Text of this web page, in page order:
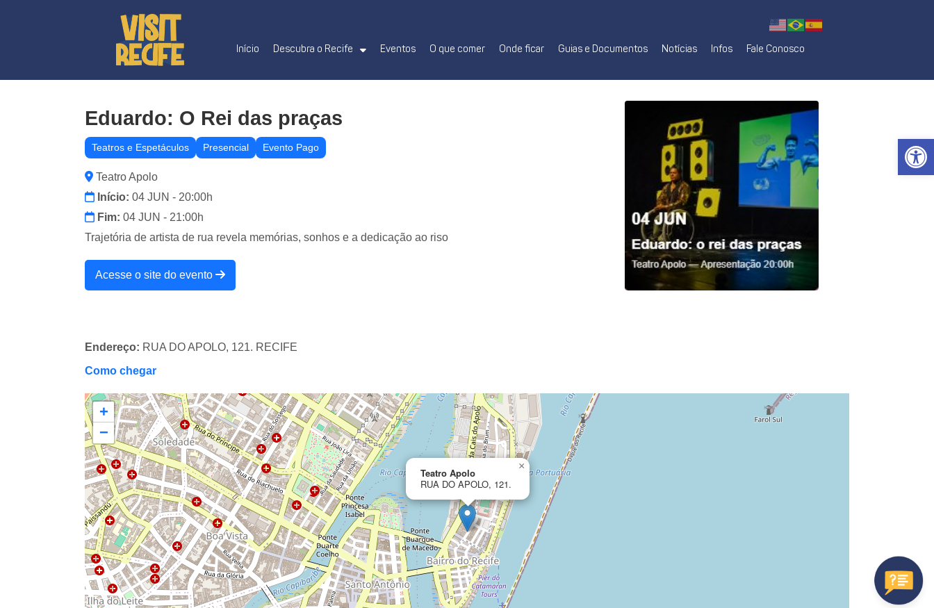
Início Descubra o Recife Eventos O que comer Onde ficar Guias e Documentos Notícias Infos Fale Conosco
Eduardo: O Rei das praças
Teatros e Espetáculos Presencial Evento Pago
Teatro Apolo
Início: 04 JUN - 20:00h
Fim: 04 JUN - 21:00h
Trajetória de artista de rua revela memórias, sonhos e a dedicação ao riso
Acesse o site do evento
Endereço: RUA DO APOLO, 121. RECIFE
Como chegar
Teatro Apolo
RUA DO APOLO, 121.
×
+
−